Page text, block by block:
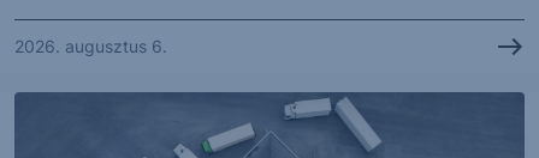
2026. augusztus 6.